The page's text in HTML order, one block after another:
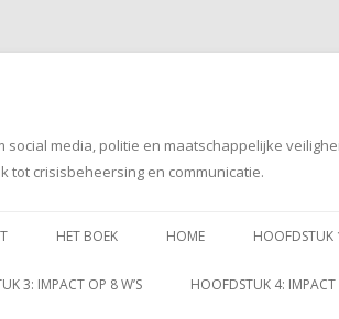
social media, politie en maatschappelijke
tot crisisbeheersing en communicatie.
naar
HET BOEK HOME HOOFDSTUK
3: IMPACT OP 8 W’S HOOFDSTUK 4: